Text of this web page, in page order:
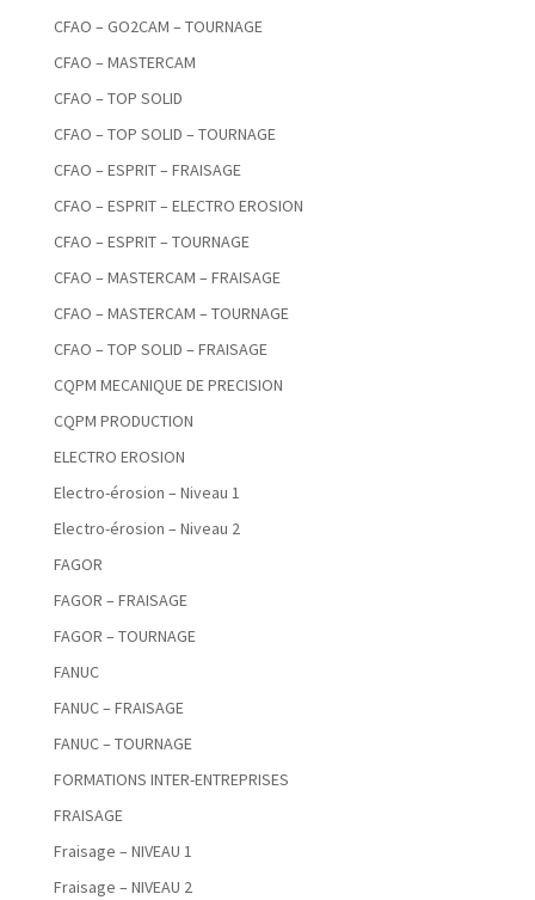
CFAO – GO2CAM – TOURNAGE
CFAO – MASTERCAM
CFAO – TOP SOLID
CFAO – TOP SOLID – TOURNAGE
CFAO – ESPRIT – FRAISAGE
CFAO – ESPRIT – ELECTRO EROSION
CFAO – ESPRIT – TOURNAGE
CFAO – MASTERCAM – FRAISAGE
CFAO – MASTERCAM – TOURNAGE
CFAO – TOP SOLID – FRAISAGE
CQPM MECANIQUE DE PRECISION
CQPM PRODUCTION
ELECTRO EROSION
Electro-érosion – Niveau 1
Electro-érosion – Niveau 2
FAGOR
FAGOR – FRAISAGE
FAGOR – TOURNAGE
FANUC
FANUC – FRAISAGE
FANUC – TOURNAGE
FORMATIONS INTER-ENTREPRISES
FRAISAGE
Fraisage – NIVEAU 1
Fraisage – NIVEAU 2